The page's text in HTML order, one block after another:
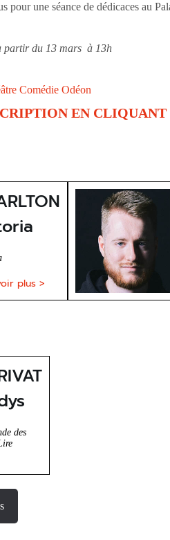
pour une séance de dédicaces au
partir du 13 mars à 13h
Comédie Odéon
EN
plus >
des